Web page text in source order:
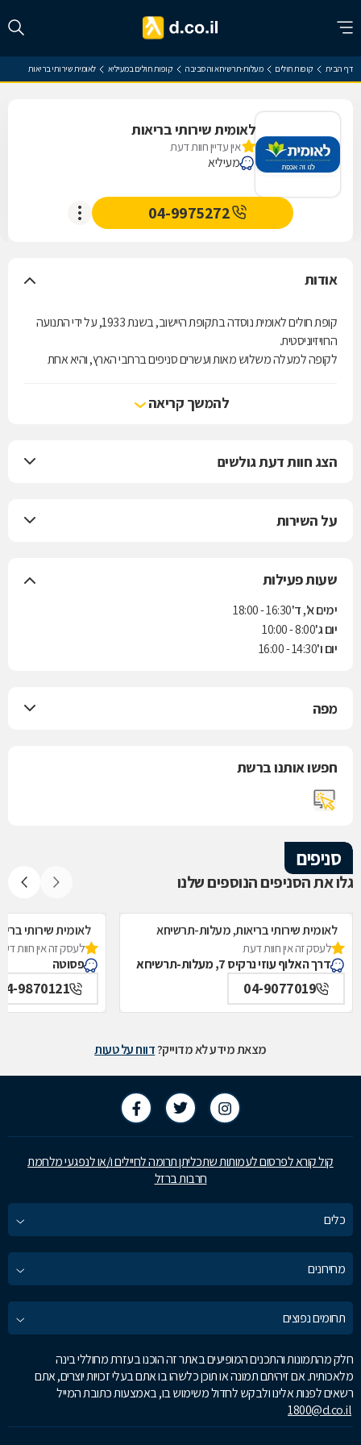
דף הבית קופות חולים מעלות-תרשיחא והסביבה קופות חולים במעיליא לאומית שירותי בריאות
לאומית שירותי בריאות
אין עדיין חוות דעת
מעיליא
04-9975272
אודות
קופת חולים לאומית נוסדה בתקופת היישוב, בשנת 1933, על ידי התנועה
הרוויזיוניסטית.
לקופה למעלה משלוש מאות ועשרים סניפים ברחבי הארץ, והיא אחת
להמשך קריאה
הצג חוות דעת גולשים
על השירות
שעות פעילות
ימים א', ד'16:30 - 18:00
יום ג'8:00 - 10:00
יום ו'14:30 - 16:00
מפה
חפשו אותנו ברשת
סניפים
גלו את הסניפים הנוספים שלנו
לאומית שירותי בריאות, מעלות-תרשיחא
לעסק זה אין חוות דעת
דרך האלוף עוזי נרקיס 7, מעלות-תרשיחא
04-9077019
לאומית שירותי
לעסק זה אין חוות
פסוטה
9870121
מצאת מידע לא מדוייק?דווח על טעות
קול קורא לפרסום לעמותות שתכליתן תרומה לחיילים ו/או לנפגעי מלחמת
חרבות ברזל
כלים
מחירונים
תחומים נפוצים
חלק מהתמונות והתכנים המופיעים באתר זה הוכנו בעזרת מחוללי בינה
מלאכותית. אם זיהיתם תמונה או תוכן כלשהו בו אתם בעלי זכויות יוצרים, אתם
רשאים לפנות אלינו ולבקש לחדול משימוש בו, באמצעות כתובת המייל
1800@d.co.il